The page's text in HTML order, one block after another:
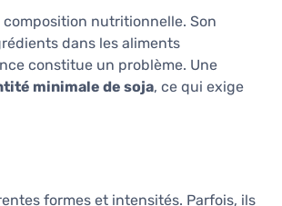
nutritionnelle. Son
dans les aliments
constitue un problème. Une
minimale de soja, ce qui exige
formes et intensités. Parfois, ils